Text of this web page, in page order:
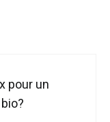
pour un